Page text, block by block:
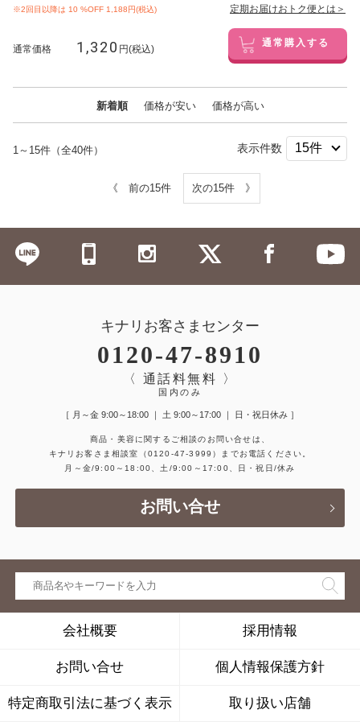
※2回目以降は 10 %OFF 1,188円(税込) 定期お届けおトク便とは＞
通常価格 1,320 円(税込) 通常購入する
新着順 価格が安い 価格が高い
1～15件（全40件） 表示件数
《 前の15件 次の15件 》
キナリお客さまセンター
0120-47-8910
〈 通話料無料 〉
国内のみ
［ 月～金 9:00～18:00 ｜ 土 9:00～17:00 ｜ 日・祝日休み ］
商品・美容に関するご相談のお問い合せは、
キナリお客さま相談室
（0120-47-3999）
までお電話ください。
月～金/9:00～18:00、土/9:00～17:00、日・祝日/休み
お問い合せ
会社概要 採用情報
お問い合せ 個人情報保護方針
特定商取引法に基づく表示 取り扱い店舗